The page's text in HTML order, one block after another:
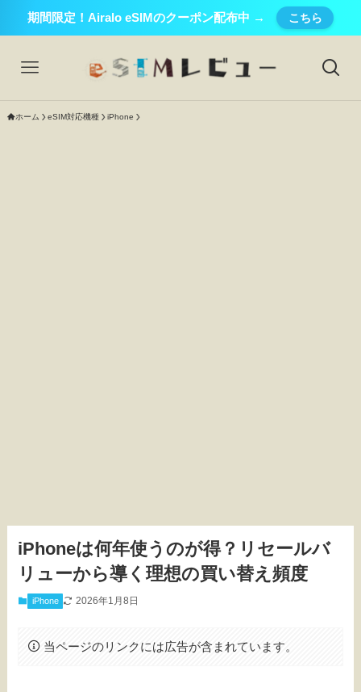
期間限定！Airalo eSIMのクーポン配布中 → こちら
ホーム eSIM対応機種 iPhone
iPhoneは何年使うのが得？リセールバ
リューから導く理想の買い替え頻度
iPhone 2026年1月8日
当ページのリンクには広告が含まれています。